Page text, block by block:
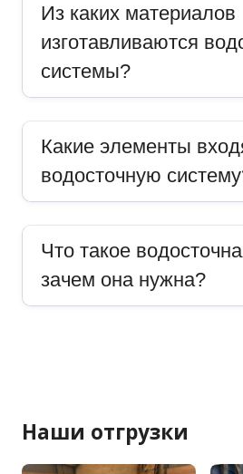
Из каких материалов
изготавливаются
системы?
Какие элементы
водосточную
Что такое
зачем она нужна?
Наши отгрузки